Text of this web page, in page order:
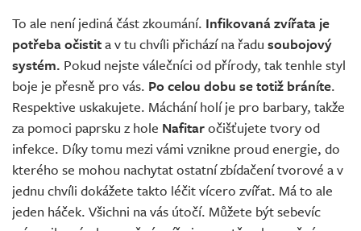
To ale není jediná část zkoumání. Infikovaná zvířata je
potřeba očistita v tu chvíli přichází na řadu soubojový
systém. Pokud nejste válečníci od přírody, tak tenhle styl
boje je přesně pro vás. Po celou dobu se totiž bráníte.
Respektive uskakujete. Máchání holí je pro barbary, takže
za pomoci paprsku z hole Nafitaročišťujete tvory od
infekce. Díky tomu mezi vámi vznikne proud energie, do
kterého se mohou nachytat ostatní zbídačení tvorové a v
jednu chvíli dokážete takto léčit vícero zvířat. Má to ale
jeden háček. Všichni na vás útočí. Můžete být sebevíc